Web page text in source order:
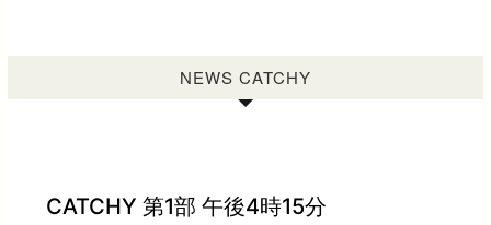
NEWS CATCHY
CATCHY 第1部 午後4時15分